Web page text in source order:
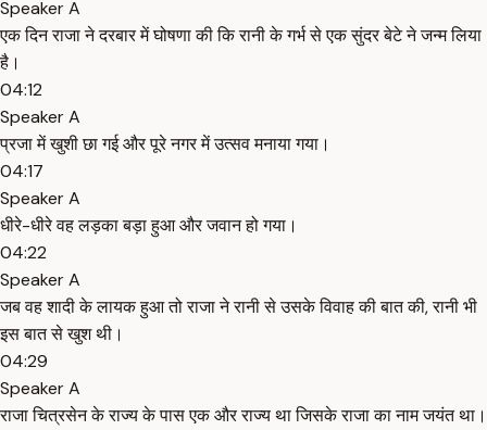
Speaker A
एक दिन राजा ने दरबार में घोषणा की कि रानी के गर्भ से एक सुंदर बेटे ने जन्म लिया
है।
04:12
Speaker A
प्रजा में खुशी छा गई और पूरे नगर में उत्सव मनाया गया।
04:17
Speaker A
धीरे-धीरे वह लड़का बड़ा हुआ और जवान हो गया।
04:22
Speaker A
जब वह शादी के लायक हुआ तो राजा ने रानी से उसके विवाह की बात की, रानी भी
इस बात से खुश थी।
04:29
Speaker A
राजा चित्रसेन के राज्य के पास एक और राज्य था जिसके राजा का नाम जयंत था।